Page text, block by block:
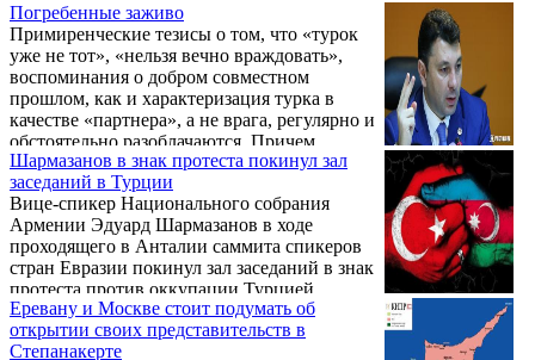
Погребенные заживо
Примиренческие тезисы о том, что «турок
уже не тот», «нельзя вечно враждовать»,
воспоминания о добром совместном
прошлом, как и характеризация турка в
качестве «партнера», а не врага, регулярно и
обстоятельно разоблачаются. Причем
делается это не только армянскими
исследователями, но, как бы это не звучало
странно, самими турками. При этом
приводимые турецкими авторами факты
зачастую касаются не только событий
вековой давности, но и совсем недавней
истории. Эти факты не просто говорят —
они буквально ...
Шармазанов в знак протеста покинул зал
заседаний в Турции
Вице-спикер Национального собрания
Армении Эдуард Шармазанов в ходе
проходящего в Анталии саммита спикеров
стран Евразии покинул зал заседаний в знак
протеста против оккупации Турцией
Северного Кипра.
Еревану и Москве стоит подумать об
открытии своих представительств в
Степанакерте